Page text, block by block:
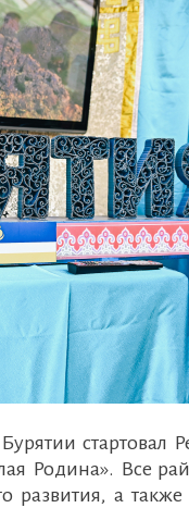
стартовал
Родина». Все
а также